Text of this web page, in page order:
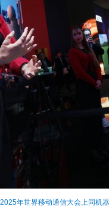
年世界移动通信大会上同机